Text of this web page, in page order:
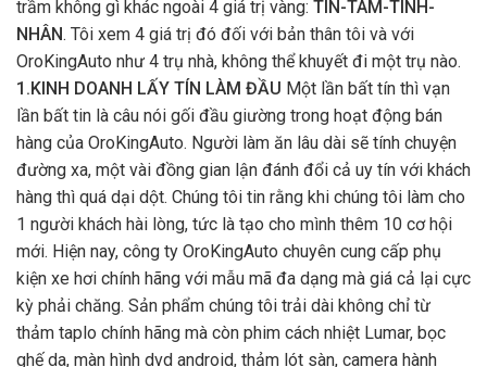
trầm không gì khác ngoài 4 giá trị vàng: TÍN-TÂM-TINH-
NHÂN. Tôi xem 4 giá trị đó đối với bản thân tôi và với
OroKingAuto như 4 trụ nhà, không thể khuyết đi một trụ nào.
1.KINH DOANH LẤY TÍN LÀM ĐẦU Một lần bất tín thì vạn
lần bất tin là câu nói gối đầu giường trong hoạt động bán
hàng của OroKingAuto. Người làm ăn lâu dài sẽ tính chuyện
đường xa, một vài đồng gian lận đánh đổi cả uy tín với khách
hàng thì quá dại dột. Chúng tôi tin rằng khi chúng tôi làm cho
1 người khách hài lòng, tức là tạo cho mình thêm 10 cơ hội
mới. Hiện nay, công ty OroKingAuto chuyên cung cấp phụ
kiện xe hơi chính hãng với mẫu mã đa dạng mà giá cả lại cực
kỳ phải chăng. Sản phẩm chúng tôi trải dài không chỉ từ
thảm taplo chính hãng mà còn phim cách nhiệt Lumar, bọc
ghế da, màn hình dvd android, thảm lót sàn, camera hành